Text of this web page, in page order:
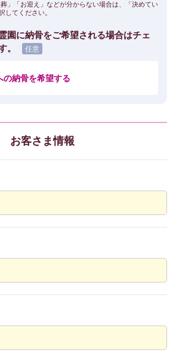
」「お迎え」などが分からない場合は、「決めてい
してください。
園に納骨をご希望される場合はチェ
。
の納骨を希望する
お客さま情報